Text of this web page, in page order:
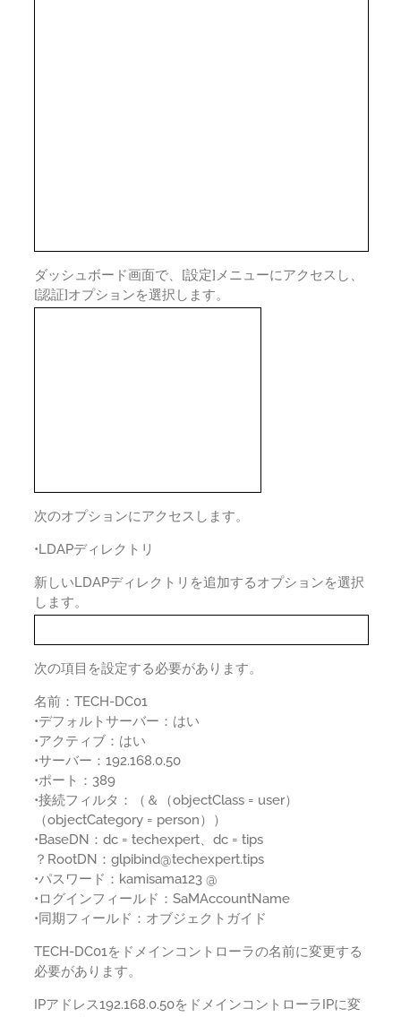
ダッシュボード画面で、[設定]メニューにアクセスし、
[認証]オプションを選択します。
次のオプションにアクセスします。
•LDAPディレクトリ
新しいLDAPディレクトリを追加するオプションを選択
します。
次の項目を設定する必要があります。
名前：TECH-DC01
•デフォルトサーバー：はい
•アクティブ：はい
•サーバー：192.168.0.50
•ポート：389
•接続フィルタ：（＆（objectClass = user）
（objectCategory = person））
•BaseDN：dc = techexpert、dc = tips
？RootDN：glpibind@techexpert.tips
•パスワード：kamisama123 @
•ログインフィールド：SaMAccountName
•同期フィールド：オブジェクトガイド
TECH-DC01をドメインコントローラの名前に変更する
必要があります。
IPアドレス192.168.0.50をドメインコントローラIPに変